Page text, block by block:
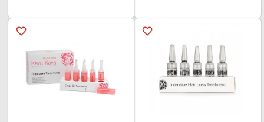
favorite_border
favorite_border